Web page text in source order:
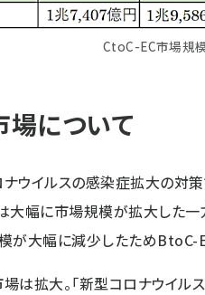
CtoC-EC市場規
について
ウイルスの感染症拡大の対
大幅に市場規模が拡大した
が大幅に減少したためBtoC-
は拡大。「新型コロナウイ